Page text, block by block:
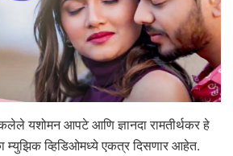
यशोमन आपटे आणि ज्ञानदा रामतीर्थकर हे
म्युझिक व्हिडिओमध्ये एकत्र दिसणार आहेत.